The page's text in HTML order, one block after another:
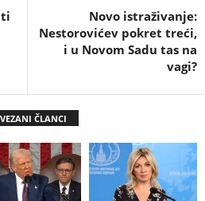
Novo istraživanje:
Nestorovićev pokret treći,
i u Novom Sadu tas na
vagi?
ČLANCI